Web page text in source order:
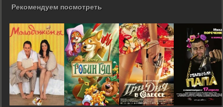
Рекомендуем посмотреть